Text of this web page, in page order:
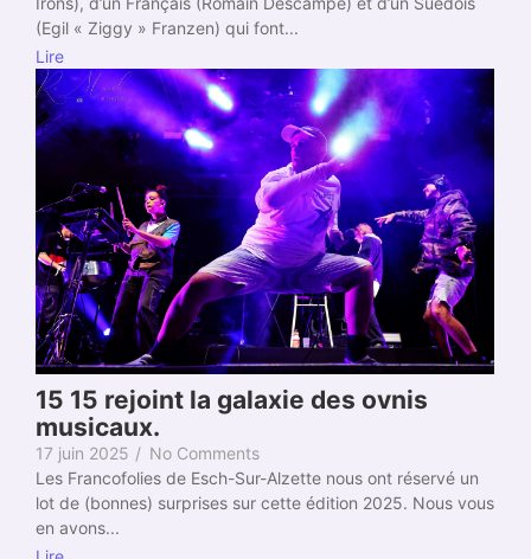
(Egil « Ziggy » Franzen) qui font...
Lire
15 15 rejoint la galaxie des ovnis
musicaux.
17 juin 2025 / No Comments
Les Francofolies de Esch-Sur-Alzette nous ont réservé un
lot de (bonnes) surprises sur cette édition 2025. Nous vous
en avons...